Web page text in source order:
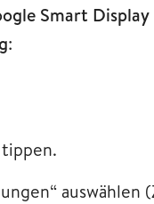
Smart
:
auswählen